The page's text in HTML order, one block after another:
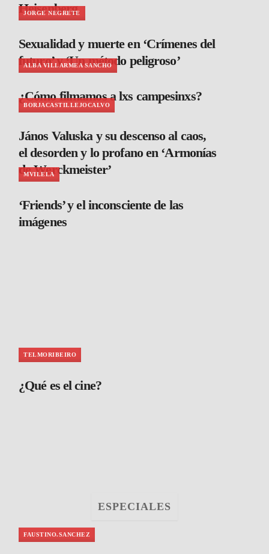
Heisenberg
JORGE NEGRETE
Sexualidad y muerte en ‘Crímenes del
futuro’ y ‘Un método peligroso’
ALBA VILLARMEA SANCHO
¿Cómo filmamos a lxs campesinxs?
BORJACASTILLEJOCALVO
János Valuska y su descenso al caos,
el desorden y lo profano en ‘Armonías
de Werckmeister’
MVILELA
‘Friends’ y el inconsciente de las
imágenes
TELMORIBEIRO
¿Qué es el cine?
ESPECIALES
FAUSTINO.SANCHEZ